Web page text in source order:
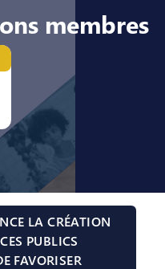
membres
LA CRÉATION
PUBLICS
FAVORISER